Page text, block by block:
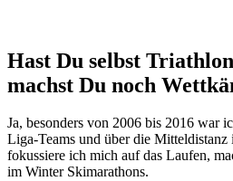
Hast Du selbst
machst Du noch
Ja, besonders von 2006 bis 2016 war
Liga-Teams und über die
fokussiere ich mich auf das Laufen,
im Winter Skimarathons.